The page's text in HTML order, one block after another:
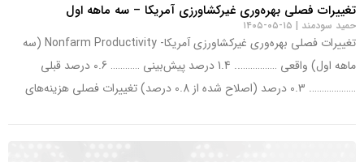
تغییرات فصلی بهره‌وری غیرکشاورزی آمریکا – سه ماهه اول
حمید سودمند ۱۵-۰۵-۱۴۰۵
تغییرات فصلی بهره‌وری غیرکشاورزی آمریکا- Nonfarm Productivity (سه
ماهه اول) واقعی …………….. 1.4 درصد پیش‌بینی ………… 0.6 درصد قبلی
………………. 0.3 درصد (اصلاح شده از 0.8 درصد) تغییرات فصلی هزینه‌های